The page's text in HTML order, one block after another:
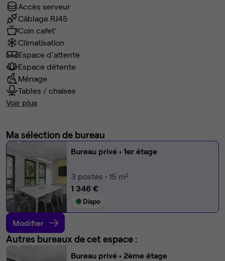
Accès serveur
Câblage RJ45
Coin cafet'
Climatisation
Espace d'attente
Espace détente
Ménage
Tables / chaises
Voir plus
Ma sélection de bureau
Bureau privé • 1er étage
3 postes • 15 m²
1 346 €
Dispo
Modifier
Autres bureaux de cet espace :
Bureau privé • 2ème étage